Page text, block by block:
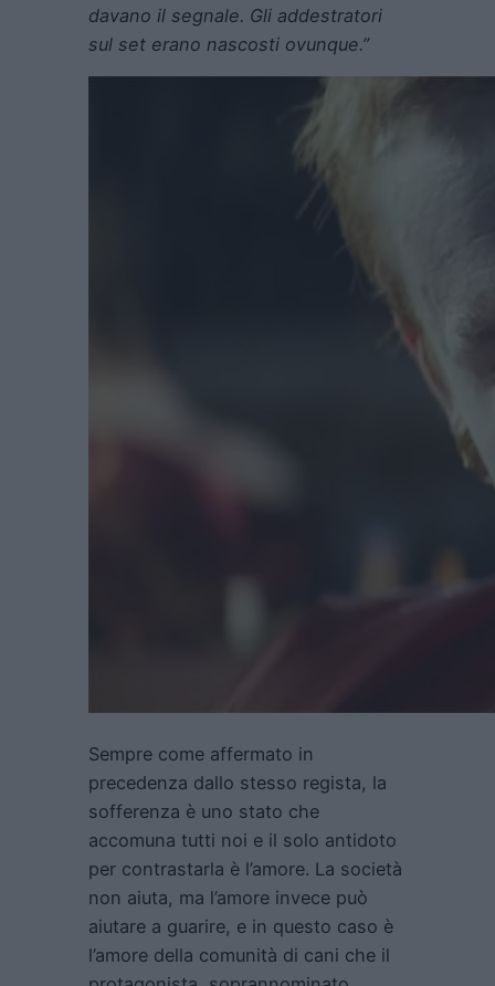
davano il segnale. Gli addestratori
sul set erano nascosti ovunque.”
Sempre come affermato in
precedenza dallo stesso regista, la
sofferenza è uno stato che
accomuna tutti noi e il solo antidoto
per contrastarla è l’amore. La società
non aiuta, ma l’amore invece può
aiutare a guarire, e in questo caso è
l’amore della comunità di cani che il